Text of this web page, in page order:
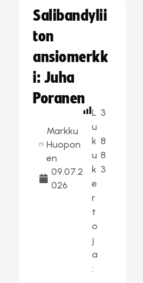
Salibandylii
ton
ansiomerkk
i: Juha
Poranen
Markku
Huopon
en
09.07.2
026
L
u
k
u
k
e
r
t
o
j
a
:
3
8
8
3